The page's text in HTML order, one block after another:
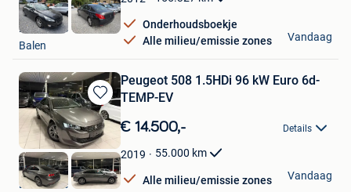
Onderhoudsboekje
Alle milieu/emissie zones
NTW Cars
Balen
Vandaag
Bewaren
in
Mijn
Favorieten
Peugeot 508 1.5HDi 96 kW Euro 6d-
TEMP-EV
€ 14.500,- Details
2019 55.000 km
Alle milieu/emissie zones
HAK Auto
Lendelede
Vandaag